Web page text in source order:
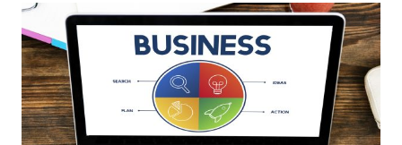
VS
MENGGUNAKAN
PROFESIONAL